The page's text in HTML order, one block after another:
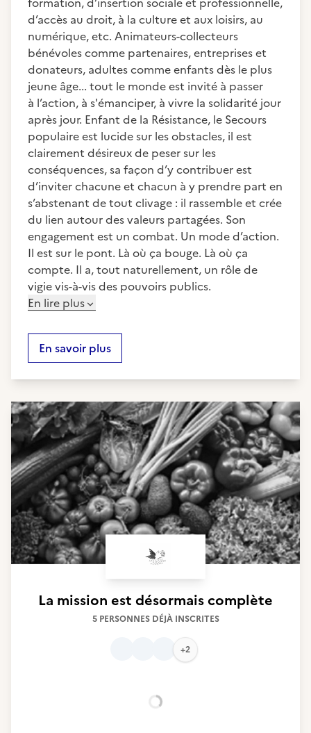
d’accès au droit, à la culture et aux loisirs, au
numérique, etc. Animateurs-collecteurs
bénévoles comme partenaires, entreprises et
donateurs, adultes comme enfants dès le plus
jeune âge... tout le monde est invité à passer
à l’action, à s'émanciper, à vivre la solidarité jour
après jour. Enfant de la Résistance, le Secours
populaire est lucide sur les obstacles, il est
clairement désireux de peser sur les
conséquences, sa façon d’y contribuer est
d’inviter chacune et chacun à y prendre part en
s’abstenant de tout clivage : il rassemble et crée
du lien autour des valeurs partagées. Son
engagement est un combat. Un mode d’action.
Il est sur le pont. Là où ça bouge. Là où ça
compte. Il a, tout naturellement, un rôle de
vigie vis-à-vis des pouvoirs publics.
En lire plus
En savoir plus
La mission est désormais complète
5 PERSONNES DÉJÀ INSCRITES
+2
Chargement...